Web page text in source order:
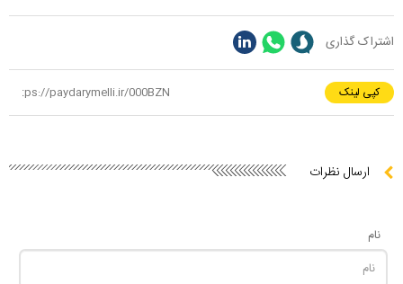
اشتراک گذاری
کپی لینک
ارسال نظرات
نام